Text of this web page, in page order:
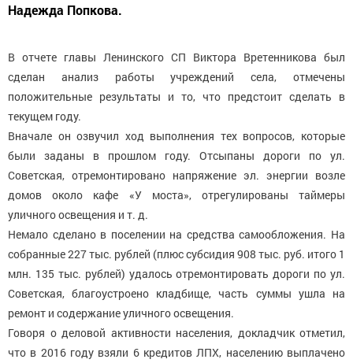
Надежда Попкова.
В отчете главы Ленинского СП Виктора Вретенникова был
сделан анализ работы учреждений села, отмечены
положительные результаты и то, что предстоит сделать в
текущем году.
Вначале он озвучил ход выполнения тех вопросов, которые
были заданы в прошлом году. Отсыпаны дороги по ул.
Советская, отремонтировано напряжение эл. энергии возле
домов около кафе «У моста», отрегулированы таймеры
уличного освещения и т. д.
Немало сделано в поселении на средства самообложения. На
собранные 227 тыс. рублей (плюс субсидия 908 тыс. руб. итого 1
млн. 135 тыс. рублей) удалось отремонтировать дороги по ул.
Советская, благоустроено кладбище, часть суммы ушла на
ремонт и содержание уличного освещения.
Говоря о деловой активности населения, докладчик отметил,
что в 2016 году взяли 6 кредитов ЛПХ, населению выплачено